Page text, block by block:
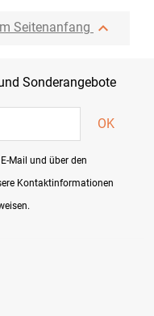
Seitenanfang 
Sonderangebote
Mail und über den
Kontaktinformationen